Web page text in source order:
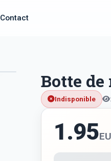
Contact
Botte
Indisponible
1.95